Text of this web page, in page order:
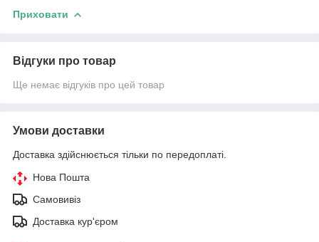
Приховати
Відгуки про товар
Ще немає відгуків про цей товар
Умови доставки
Доставка здійснюється тільки по передоплаті.
Нова Пошта
Самовивіз
Доставка кур'єром